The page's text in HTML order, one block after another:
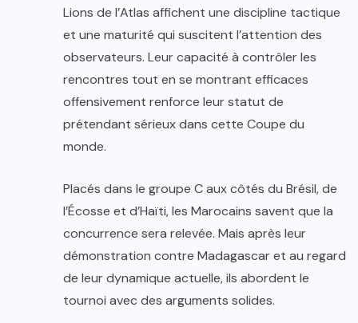
Lions de l’Atlas affichent une discipline tactique
et une maturité qui suscitent l’attention des
observateurs. Leur capacité à contrôler les
rencontres tout en se montrant efficaces
offensivement renforce leur statut de
prétendant sérieux dans cette Coupe du
monde.
Placés dans le groupe C aux côtés du Brésil, de
l’Écosse et d’Haïti, les Marocains savent que la
concurrence sera relevée. Mais après leur
démonstration contre Madagascar et au regard
de leur dynamique actuelle, ils abordent le
tournoi avec des arguments solides.